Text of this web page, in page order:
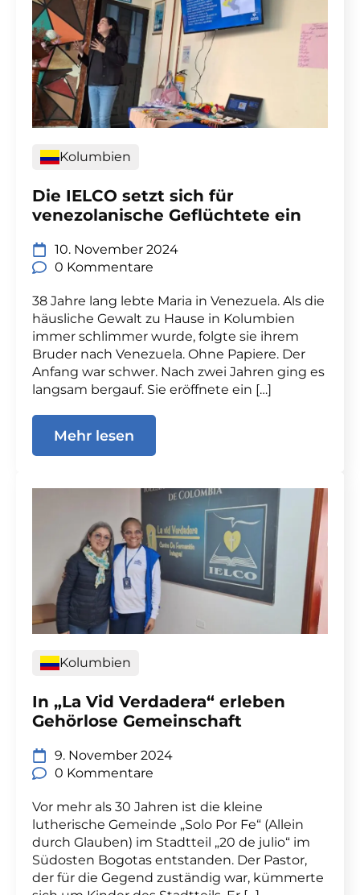
Kolumbien
Die IELCO setzt sich für
venezolanische Geflüchtete ein
10. November 2024
0 Kommentare
38 Jahre lang lebte Maria in Venezuela. Als die
häusliche Gewalt zu Hause in Kolumbien
immer schlimmer wurde, folgte sie ihrem
Bruder nach Venezuela. Ohne Papiere. Der
Anfang war schwer. Nach zwei Jahren ging es
langsam bergauf. Sie eröffnete ein […]
Mehr lesen
Kolumbien
In „La Vid Verdadera“ erleben
Gehörlose Gemeinschaft
9. November 2024
0 Kommentare
Vor mehr als 30 Jahren ist die kleine
lutherische Gemeinde „Solo Por Fe“ (Allein
durch Glauben) im Stadtteil „20 de julio“ im
Südosten Bogotas entstanden. Der Pastor,
der für die Gegend zuständig war, kümmerte